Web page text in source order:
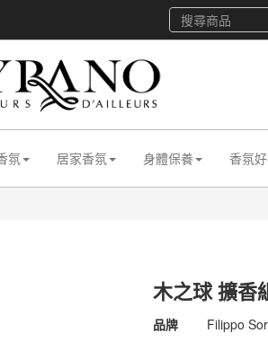
氛 居家香氛 身體保養 香氛
木之球 擴香
商品代號
品牌
Filippo